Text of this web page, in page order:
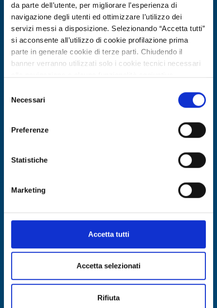
da parte dell’utente, per migliorare l’esperienza di
navigazione degli utenti ed ottimizzare l’utilizzo dei
servizi messi a disposizione. Selezionando “Accetta tutti”
si acconsente all’utilizzo di cookie profilazione prima
parte in generale cookie di terze parti. Chiudendo il
banner verranno utilizzati solo i cookie tecnici necessari
Per conoscere i dettagli, consulta la nostra cookie policy.
https://www.openinnovation.regione.lombardia.it/it/co
https://www.openinnovation.regione.lombardia.it/it/pr
delNecessari
Preferenze
Statistiche
Marketing
Accetta tutti
Accetta selezionati
Rifiuta
Azienda polacca cerca laboratorio per
test di tenuta packaging cosmetico
per trasporto aereo
DISCOVER MORE →
Expires on26 febbraio 2027